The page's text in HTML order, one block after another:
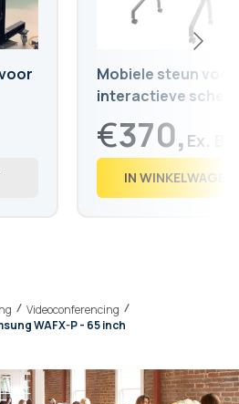
Videoconferencing
WAFX-P - 65 inch
Mobiele steun voor
interactieve
van 55 tot 86 inch
€370,
€ 447,
IN WINKELWAGEN